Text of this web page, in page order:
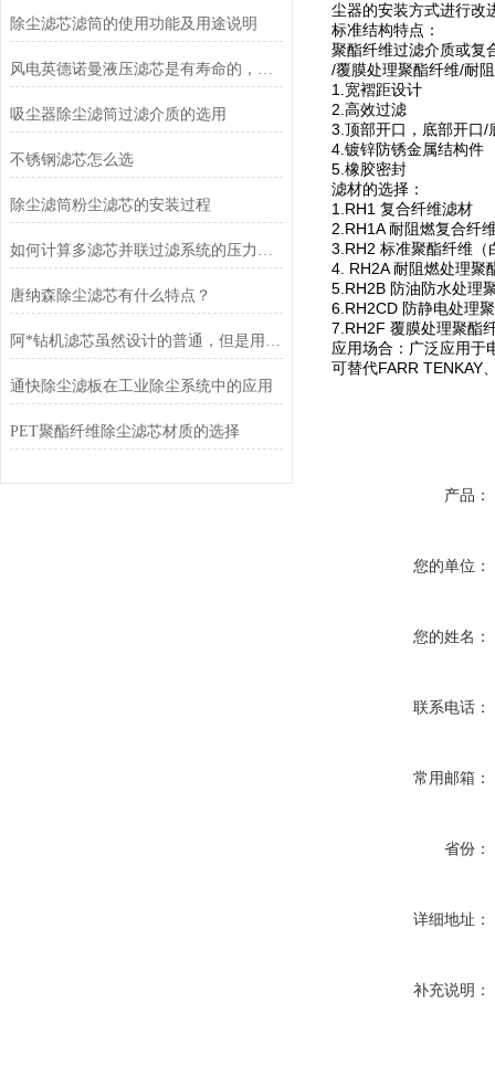
除尘滤芯滤筒的使用功能及用途说明
风电英德诺曼液压滤芯是有寿命的，所以需要知道他的更换操作流程
吸尘器除尘滤筒过滤介质的选用
不锈钢滤芯怎么选
除尘滤筒粉尘滤芯的安装过程
如何计算多滤芯并联过滤系统的压力损失？
唐纳森除尘滤芯有什么特点？
阿*钻机滤芯虽然设计的普通，但是用途重要啊
通快除尘滤板在工业除尘系统中的应用
PET聚酯纤维除尘滤芯材质的选择
尘器的安装方式进行改
标准结构特点：
聚酯纤维过滤介质或复
/覆膜处理聚酯纤维/耐
1.宽褶距设计
2.高效过滤
3.顶部开口，底部开口/
4.镀锌防锈金属结构件
5.橡胶密封
滤材的选择：
1.RH1 复合纤维滤材
2.RH1A 耐阻燃复合纤
3.RH2 标准聚酯纤维（
4. RH2A 耐阻燃处理聚
5.RH2B 防油防水处理
6.RH2CD 防静电处理
7.RH2F 覆膜处理聚酯
应用场合：广泛应用于
可替代FARR TENKAY
产品：
您的单位：
您的姓名：
联系电话：
常用邮箱：
省份：
详细地址：
补充说明：